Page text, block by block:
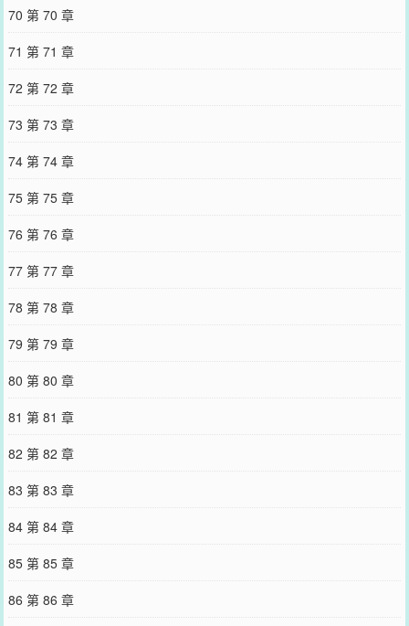
70 第 70 章
71 第 71 章
72 第 72 章
73 第 73 章
74 第 74 章
75 第 75 章
76 第 76 章
77 第 77 章
78 第 78 章
79 第 79 章
80 第 80 章
81 第 81 章
82 第 82 章
83 第 83 章
84 第 84 章
85 第 85 章
86 第 86 章